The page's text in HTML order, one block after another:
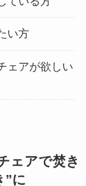
い方
ェアが欲しい
ェアで焚き
”に